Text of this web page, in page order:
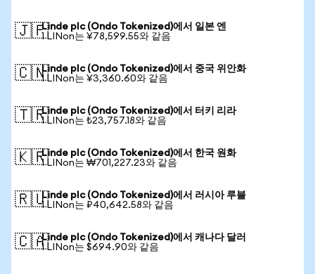
🇯🇵Linde plc (Ondo Tokenized)에서 일본 엔
1 LINon는 ¥78,599.55와 같음
🇨🇳Linde plc (Ondo Tokenized)에서 중국 위안화
1 LINon는 ¥3,360.60와 같음
🇹🇷Linde plc (Ondo Tokenized)에서 터키 리라
1 LINon는 ₺23,757.18와 같음
🇰🇷Linde plc (Ondo Tokenized)에서 한국 원화
1 LINon는 ₩701,227.23와 같음
🇷🇺Linde plc (Ondo Tokenized)에서 러시아 루블
1 LINon는 ₽40,642.58와 같음
🇨🇦Linde plc (Ondo Tokenized)에서 캐나다 달러
1 LINon는 $694.90와 같음